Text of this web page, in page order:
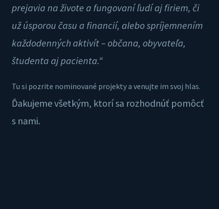
prejavia na živote a fungovaní ľudí aj firiem, či
už úsporou času a financií, alebo spríjemnením
každodenných aktivít – občana, obyvateľa,
študenta aj pacienta.“
Tu si pozrite nominované projekty a venujte im svoj hlas.
Ďakujeme všetkým, ktorí sa rozhodnúť pomôcť
s nami.